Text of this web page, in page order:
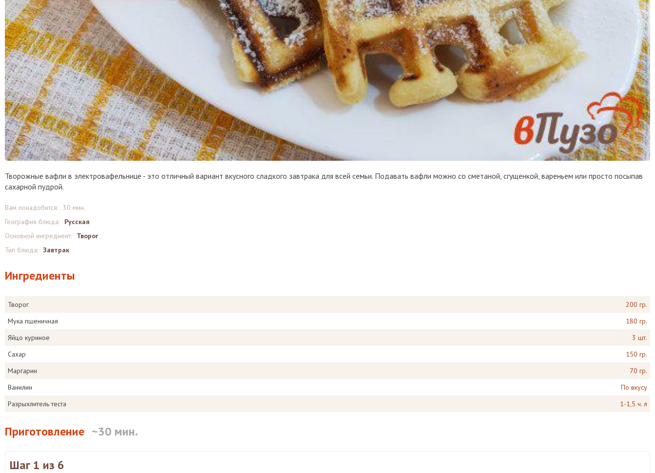
Творожные вафли в электровафельнице - это отличный вариант вкусного сладкого завтрака для всей семьи. Подавать вафли можно со сметаной, сгущенкой, вареньем или просто посыпав
сахарной пудрой.
Вам понадобится:
30 мин.
География блюда:
Русская
Основной ингредиент:
Творог
Тип блюда: Завтрак
Ингредиенты
Творог
200 гр.
Мука пшеничная
180 гр.
Яйцо куриное
3 шт.
Сахар
150 гр.
Маргарин
70 гр.
Ванилин
По вкусу
Разрыхлитель теста
1-1,5 ч. л
Приготовление ~30 мин.
Шаг 1 из 6